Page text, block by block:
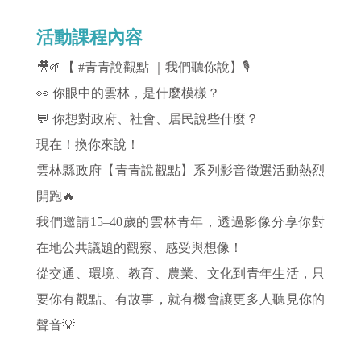
活動課程內容
🎥🌱【 #青青說觀點 ｜我們聽你說】🎙️
👀 你眼中的雲林，是什麼模樣？
💬 你想對政府、社會、居民說些什麼？
現在！換你來說！
雲林縣政府【青青說觀點】系列影音徵選活動熱烈
開跑🔥
我們邀請15–40歲的雲林青年，透過影像分享你對
在地公共議題的觀察、感受與想像！
從交通、環境、教育、農業、文化到青年生活，只
要你有觀點、有故事，就有機會讓更多人聽見你的
聲音💡